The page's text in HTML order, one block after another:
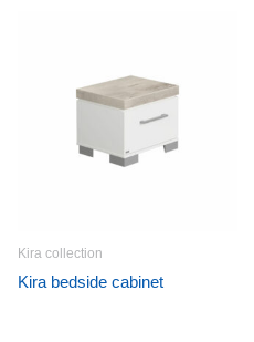
Kira collection
Kira bedside cabinet